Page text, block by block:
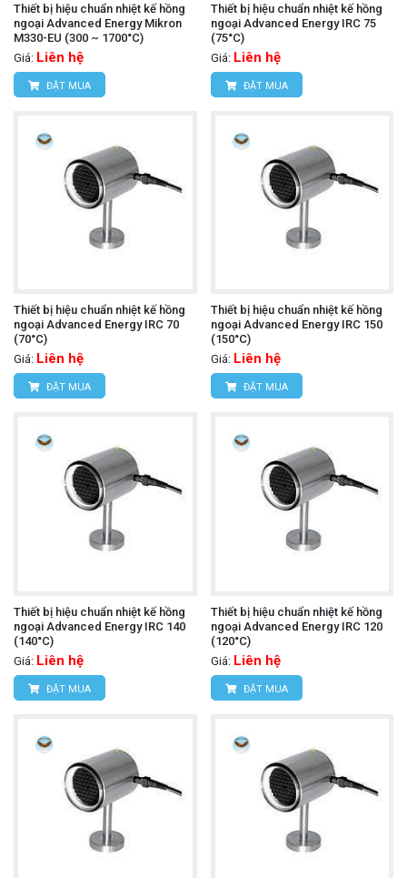
Thiết bị hiệu chuẩn nhiệt kế hồng
ngoại Advanced Energy Mikron
M330-EU (300 ~ 1700°C)
Giá: Liên hệ
ĐẶT MUA
Thiết bị hiệu chuẩn nhiệt kế hồng
ngoại Advanced Energy IRC 75
(75°C)
Giá: Liên hệ
ĐẶT MUA
Thiết bị hiệu chuẩn nhiệt kế hồng
ngoại Advanced Energy IRC 70
(70°C)
Giá: Liên hệ
ĐẶT MUA
Thiết bị hiệu chuẩn nhiệt kế hồng
ngoại Advanced Energy IRC 150
(150°C)
Giá: Liên hệ
ĐẶT MUA
Thiết bị hiệu chuẩn nhiệt kế hồng
ngoại Advanced Energy IRC 140
(140°C)
Giá: Liên hệ
ĐẶT MUA
Thiết bị hiệu chuẩn nhiệt kế hồng
ngoại Advanced Energy IRC 120
(120°C)
Giá: Liên hệ
ĐẶT MUA